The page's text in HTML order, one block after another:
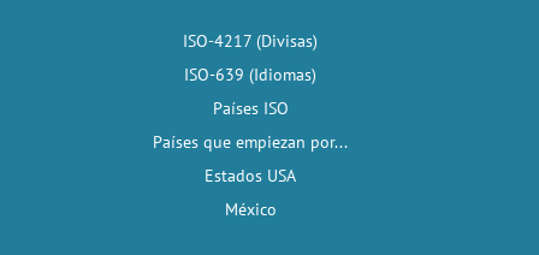
ISO-4217 (Divisas)
ISO-639 (Idiomas)
Países ISO
Países que empiezan por...
Estados USA
México